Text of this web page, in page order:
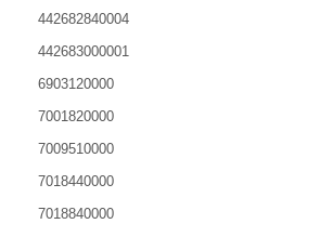
442682840004
442683000001
6903120000
7001820000
7009510000
7018440000
7018840000